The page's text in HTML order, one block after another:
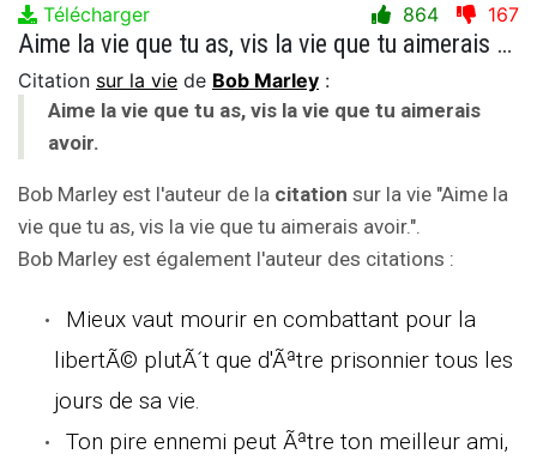
Télécharger 864 167
Aime la vie que tu as, vis la vie que tu aimerais avoir.
Citation sur la vie de Bob Marley :
Aime la vie que tu as, vis la vie que tu aimerais
avoir.
Bob Marley est l'auteur de la citation sur la vie "Aime la
vie que tu as, vis la vie que tu aimerais avoir.".
Bob Marley est également l'auteur des citations :
Mieux vaut mourir en combattant pour la
libertÃ© plutÃ´t que d'Ãªtre prisonnier tous les
jours de sa vie.
Ton pire ennemi peut Ãªtre ton meilleur ami,